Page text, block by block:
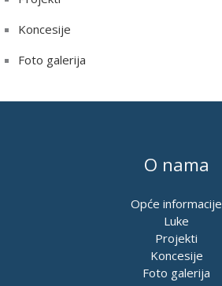
Koncesije
Foto galerija
O nama
Opće informacije
Luke
Projekti
Koncesije
Foto galerija